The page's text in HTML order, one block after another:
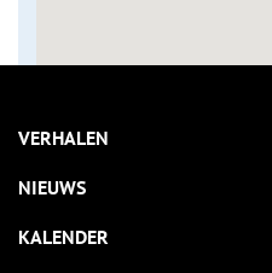
VERHALEN
NIEUWS
KALENDER